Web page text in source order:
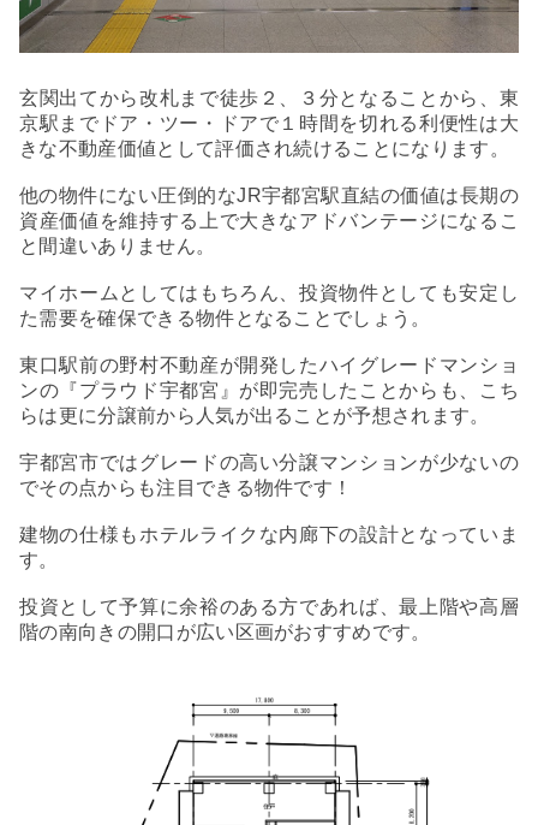
玄関出てから改札まで徒歩２、３分となることから、東
京駅までドア・ツー・ドアで１時間を切れる利便性は大
きな不動産価値として評価され続けることになります。
他の物件にない圧倒的なJR宇都宮駅直結の価値は長期の
資産価値を維持する上で大きなアドバンテージになるこ
と間違いありません。
マイホームとしてはもちろん、投資物件としても安定し
た需要を確保できる物件となることでしょう。
東口駅前の野村不動産が開発したハイグレードマンショ
ンの『プラウド宇都宮』が即完売したことからも、こち
らは更に分譲前から人気が出ることが予想されます。
宇都宮市ではグレードの高い分譲マンションが少ないの
でその点からも注目できる物件です！
建物の仕様もホテルライクな内廊下の設計となっていま
す。
投資として予算に余裕のある方であれば、最上階や高層
階の南向きの開口が広い区画がおすすめです。